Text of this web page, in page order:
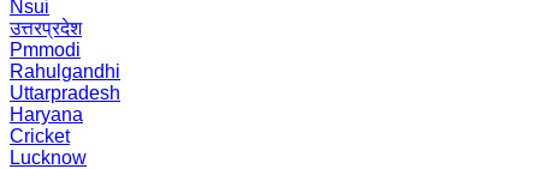
Nsui
उत्तरप्रदेश
Pmmodi
Rahulgandhi
Uttarpradesh
Haryana
Cricket
Lucknow